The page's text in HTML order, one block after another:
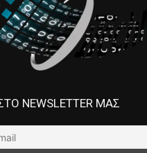
NEWSLETTER ΜΑΣ